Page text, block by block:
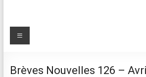
Nature
Protégeons
du
Menu
Brèves Nouvelles 126 –